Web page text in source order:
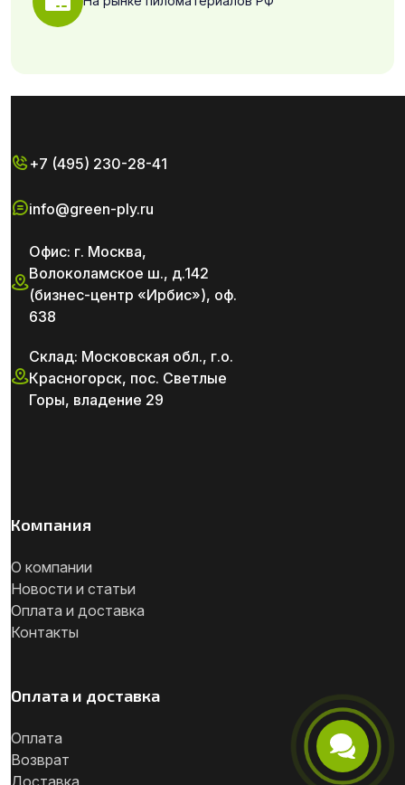
+7 (495) 230-28-41
info@green-ply.ru
Офис: г. Москва,
Волоколамское ш., д.142
(бизнес-центр «Ирбис»), оф.
638
Склад: Московская обл., г.о.
Красногорск, пос. Светлые
Горы, владение 29
Компания
О компании
Новости и статьи
Оплата и доставка
Контакты
Оплата и доставка
Оплата
Возврат
Доставка